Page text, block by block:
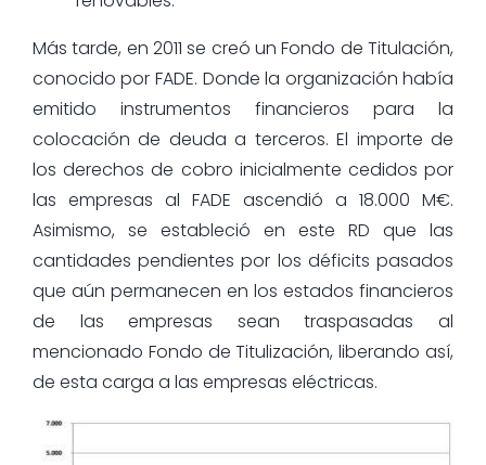
Más tarde, en 2011 se creó un Fondo de Titulación,
conocido por FADE. Donde la organización había
emitido instrumentos financieros para la
colocación de deuda a terceros. El importe de
los derechos de cobro inicialmente cedidos por
las empresas al FADE ascendió a 18.000 M€.
Asimismo, se estableció en este RD que las
cantidades pendientes por los déficits pasados
que aún permanecen en los estados financieros
de las empresas sean traspasadas al
mencionado Fondo de Titulización, liberando así,
de esta carga a las empresas eléctricas.